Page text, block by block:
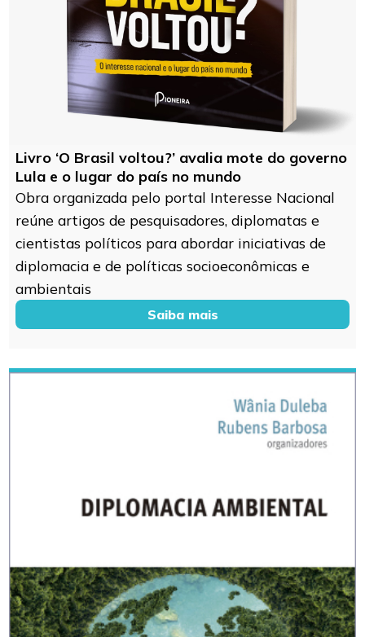
Livro ‘O Brasil voltou?’ avalia mote do governo
Lula e o lugar do país no mundo
Obra organizada pelo portal Interesse Nacional
reúne artigos de pesquisadores, diplomatas e
cientistas políticos para abordar iniciativas de
diplomacia e de políticas socioeconômicas e
ambientais
Saiba mais